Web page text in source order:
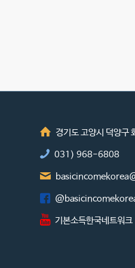
경기도 고양시 덕양
031) 968-6808
기본소득한국네트워크